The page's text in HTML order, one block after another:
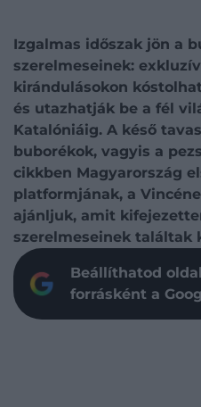
Izgalmas időszak jön a
szerelmeseinek:
kirándulásokon
és utazhatják be a fél
Katalóniáig. A késő
buborékok, vagyis a
cikkben Magyarország
platformjának, a
ajánljuk, amit
szerelmeseinek találtak
Beállíthatod
forrásként a